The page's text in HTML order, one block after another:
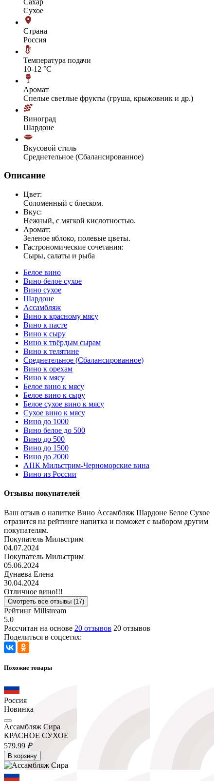
Сухое
Страна
Россия
Температура подачи
10-12 °С
Аромат
Спелые светлые фрукты (груша, крыжовник и др.)
Виноград
Шардоне
Вкусовой стиль
Среднетельное (Сбалансированное)
Описание
Цвет:
Соломенный с блеском.
Вкус:
Нежный, с мягкой кислотностью.
Аромат:
Зеленое яблоко, полевые цветы.
Гастрономические сочетания:
Сыры, салаты и рыба
Белое вино
Вино белое сухое
Вино сухое
Шардоне
Ассамбляж
Вино к красному мясу
Вино к пасте
Вино к сыру
Вино к твёрдым сырам
Вино к телятине
Среднетельное (Сбалансированное)
Вино к орехам
Вино к мясу
Белое вино к мясу
Белое вино к сыру
Белое сухое вино к мясу
Сухое вино к мясу
Вино до 1000
Вино белое до 500
Вино до 500
Вино до 1500
Вино до 2000
АПК Мильстрим-Черноморские вина
Вино из России
Отзывы покупателей
Ваш отзыв о напитке Вино Ассамбляж Шардоне Белое Сухое
отразится на рейтинге напитка и поможет с выбором другим
покупателям.
Покупатель Мильстрим
04.07.2024
Покупатель Мильстрим
05.06.2024
Дунаева Елена
30.04.2024
Отличное вино!!!
Смотреть все отзывы (17)
Рейтинг Millstream
5.0
Рассчитан на основе 20 отзывов 20 отзывов
Поделиться в соцсетях:
Похожие товары
Россия
Новинка
Ассамбляж Сира
КРАСНОЕ СУХОЕ
579.99 ₽
В корзину